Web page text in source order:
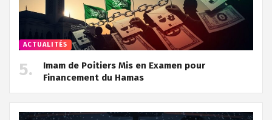
ACTUALITÉS
Imam de Poitiers Mis en Examen pour
Financement du Hamas